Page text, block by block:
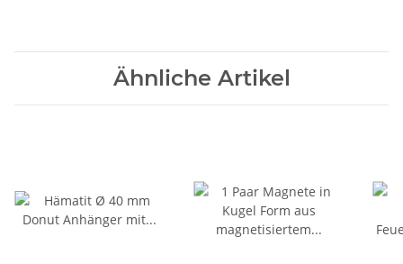
Ähnliche Artikel